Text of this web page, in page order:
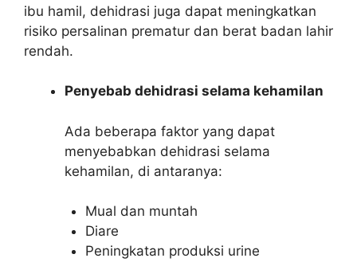
ibu hamil, dehidrasi juga dapat meningkatkan
risiko persalinan prematur dan berat badan lahir
rendah.
Penyebab dehidrasi selama kehamilan
Ada beberapa faktor yang dapat
menyebabkan dehidrasi selama
kehamilan, di antaranya:
Mual dan muntah
Diare
Peningkatan produksi urine